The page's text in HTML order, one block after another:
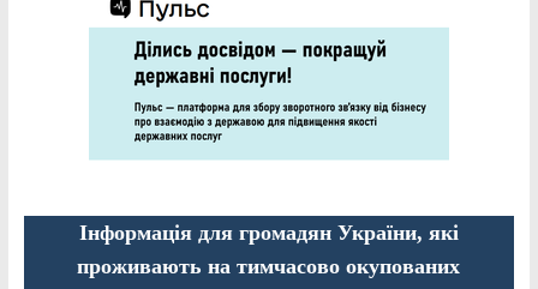
Інформація для громадян України, які
проживають на тимчасово окупованих